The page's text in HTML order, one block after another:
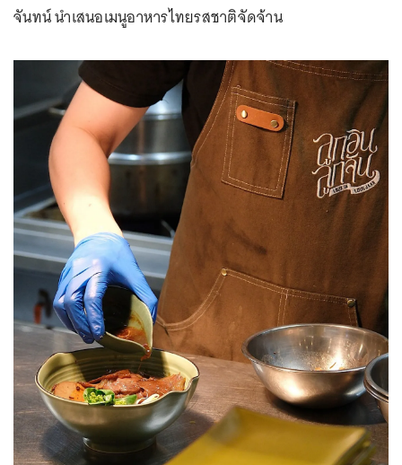
จันทน์ นำเสนอเมนูอาหารไทยรสชาติจัดจ้าน